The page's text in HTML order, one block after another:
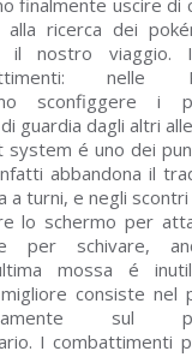
finalmente uscire di
alla ricerca dei
il nostro viaggio.
nelle
sconfiggere i
guardia dagli altri
system é uno dei
abbandona il
a turni, e negli
lo schermo per
per schivare,
mossa é
consiste nel
sul
I combattimenti